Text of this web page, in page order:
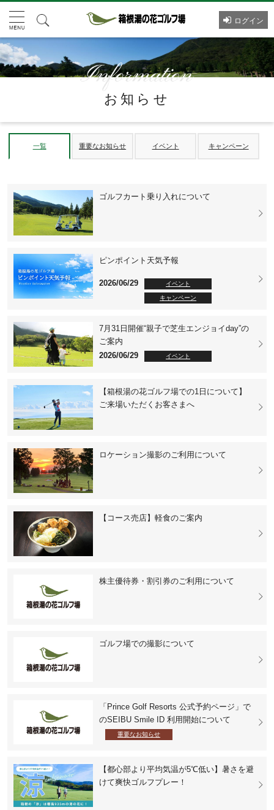
ログイン
お知らせ
一覧 重要なお知らせ イベント キャンペーン
ゴルフカート乗り入れについて
ピンポイント天気予報
2026/06/29 イベント
キャンペーン
7月31日開催“親子で芝生エンジョイday”の
ご案内
2026/06/29
イベント
【箱根湯の花ゴルフ場での1日について】
ご来場いただくお客さまへ
ロケーション撮影のご利用について
【コース売店】軽食のご案内
株主優待券・割引券のご利用について
ゴルフ場での撮影について
「Prince Golf Resorts 公式予約ページ」で
のSEIBU Smile ID 利用開始について
重要なお知らせ
【都心部より平均気温が5℃低い】暑さを避
けて爽快ゴルフプレー！